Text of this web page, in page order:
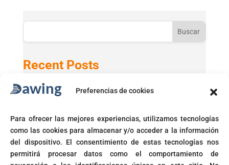
Preferencias de cookies
Para ofrecer las mejores experiencias, utilizamos tecnologías
como las cookies para almacenar y/o acceder a la información
del dispositivo. El consentimiento de estas tecnologías nos
permitirá procesar datos como el comportamiento de
Buscar
Recent Posts
Active Directory 2025 con Windows 11 24H2
Microsoft activará automáticamente políticas de acceso
condicional
Fin del soporte para Windows 10